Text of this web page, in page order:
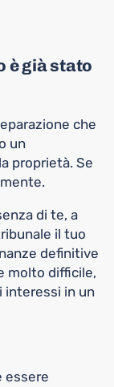
ègià stato
che
un
proprietà. Se
di te, a
il tuo
definitive
molto difficile,
interessi in un
essere